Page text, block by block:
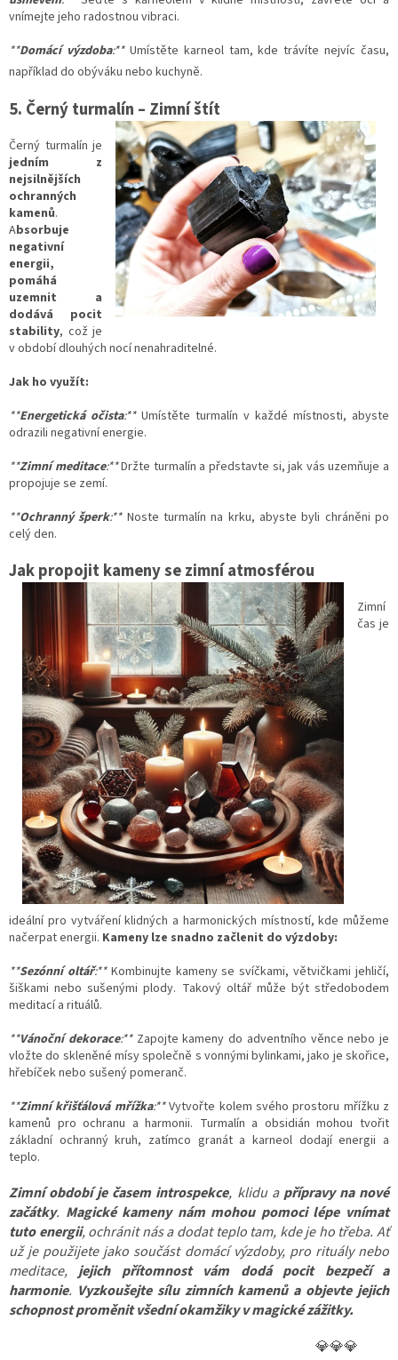
vnímejte jeho radostnou vibraci.
**Domácí výzdoba:**Umístěte karneol tam, kde trávíte nejvíc času,
například do obýváku nebo kuchyně.
5. Černý turmalín – Zimní štít
Černý turmalín je
jedním z
nejsilnějších
ochranných
kamenů.
Absorbuje
negativní
energii,
pomáhá
uzemnit a
dodává pocit
stability, což je
v období dlouhých nocí nenahraditelné.
Jak ho využít:
**Energetická očista:**Umístěte turmalín v každé místnosti, abyste
odrazili negativní energie.
**Zimní meditace:**Držte turmalín a představte si, jak vás uzemňuje a
propojuje se zemí.
**Ochranný šperk:**Noste turmalín na krku, abyste byli chráněni po
celý den.
Jak propojit kamenyse zimní atmosférou
Zimní
čas je
ideální pro vytváření klidných a harmonických místností, kde můžeme
načerpat energii. Kameny lze snadno začlenit do výzdoby:
**Sezónní oltář:**Kombinujte kameny se svíčkami, větvičkami jehličí,
šiškami nebo sušenými plody. Takový oltář může být středobodem
meditací a rituálů.
**Vánoční dekorace:**Zapojte kameny do adventního věnce nebo je
vložte do skleněné mísy společně s vonnými bylinkami, jako je skořice,
hřebíček nebo sušený pomeranč.
**Zimní křišťálová mřížka:**Vytvořte kolem svého prostoru mřížku z
kamenů pro ochranu a harmonii. Turmalín a obsidián mohou tvořit
základní ochranný kruh, zatímco granát a karneol dodají energii a
teplo.
Zimní období je časem introspekce, klidu a přípravy na nové
začátky. Magické kameny nám mohou pomoci lépe vnímat
tuto energii, ochránit nás a dodat teplo tam, kde je ho třeba. Ať
už je použijete jako součást domácí výzdoby, pro rituály nebo
meditace,jejich přítomnost vám dodá pocit bezpečí a
harmonie. Vyzkoušejte sílu zimních kamenů a objevte jejich
schopnost proměnit všední okamžiky v magické zážitky.
💎💎💎